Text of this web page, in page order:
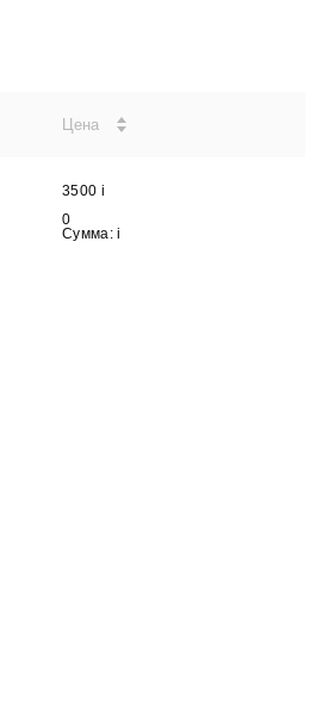
Цена
3500 i
0
Сумма:i